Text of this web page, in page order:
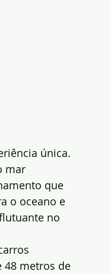
única.
mar
que
o oceano e
no
48 metros de